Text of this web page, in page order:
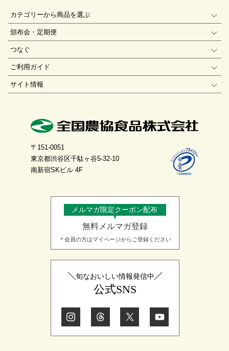
カテゴリーから商品を選ぶ
頒布会・定期便
つなぐ
ご利用ガイド
サイト情報
〒151-0051
東京都渋谷区千駄ヶ谷5-32-10
南新宿SKビル 4F
メルマガ限定クーポン配布
無料メルマガ登録
＊会員の方はマイページからご登録ください
旬なおいしい情報発信中
公式SNS